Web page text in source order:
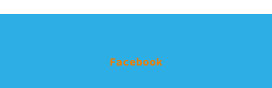
Facebook